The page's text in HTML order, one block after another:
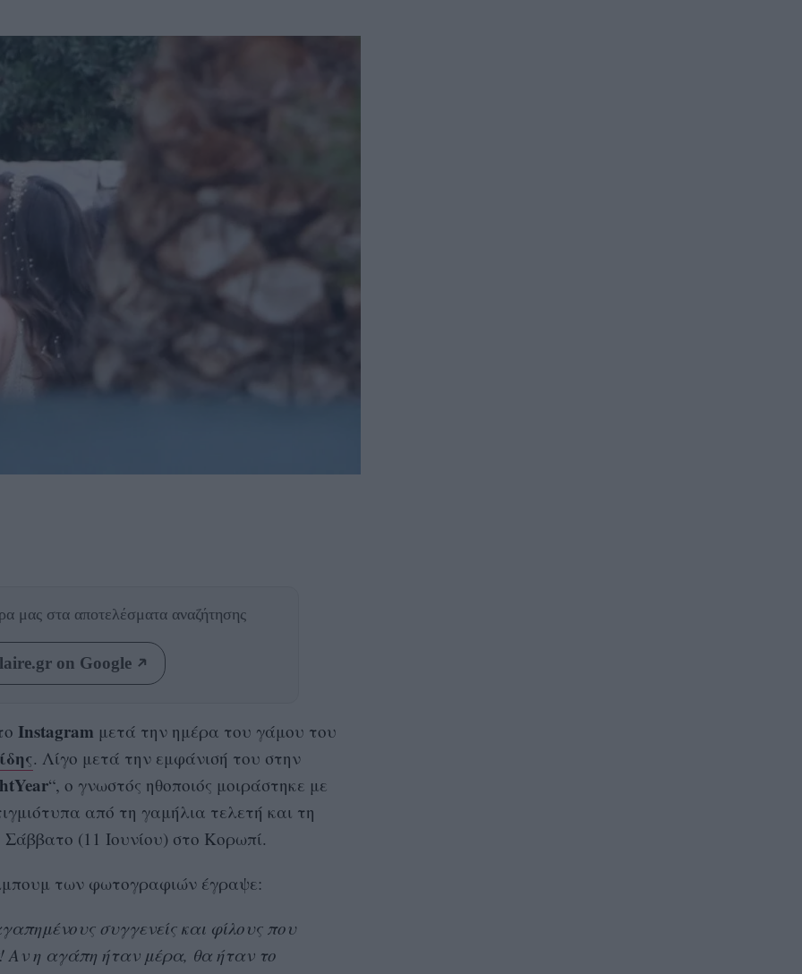
μας στα αποτελέσματα αναζήτησης
on Google
Instagram μετά την ημέρα του γάμου του
. Λίγο μετά την εμφάνισή του στην
“, ο γνωστός ηθοποιός μοιράστηκε με
από τη γαμήλια τελετή και τη
(11 Ιουνίου) στο Κορωπί.
των φωτογραφιών έγραψε:
συγγενείς και φίλους που
Αν η αγάπη ήταν μέρα, θα ήταν το